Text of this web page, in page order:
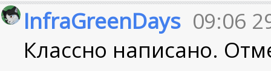
InfraGreenDays 09:06
Классно написано.